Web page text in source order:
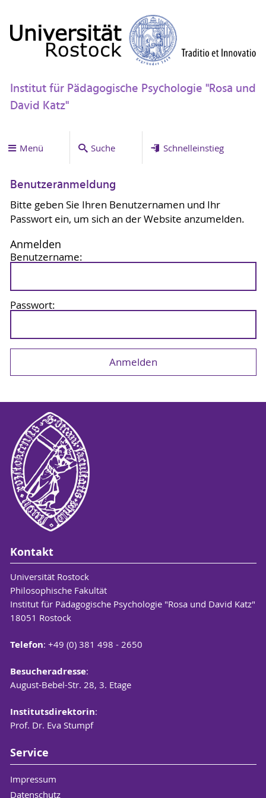
Institut für Pädagogische Psychologie "Rosa und
David Katz"
Menü Suche Schnelleinstieg
Benutzeranmeldung
Bitte geben Sie Ihren Benutzernamen und Ihr
Passwort ein, um sich an der Website anzumelden.
Anmelden
Benutzername:
Passwort:
Kontakt
Universität Rostock
Philosophische Fakultät
Institut für Pädagogische Psychologie "Rosa und David Katz"
18051 Rostock
Telefon: +49 (0) 381 498 - 2650
Besucheradresse:
August-Bebel-Str. 28, 3. Etage
Institutsdirektorin:
Prof. Dr. Eva Stumpf
Service
Impressum
Datenschutz